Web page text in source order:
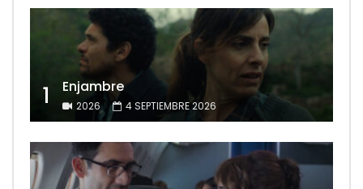
1 Enjambre
2026 4 SEPTIEMBRE 2026